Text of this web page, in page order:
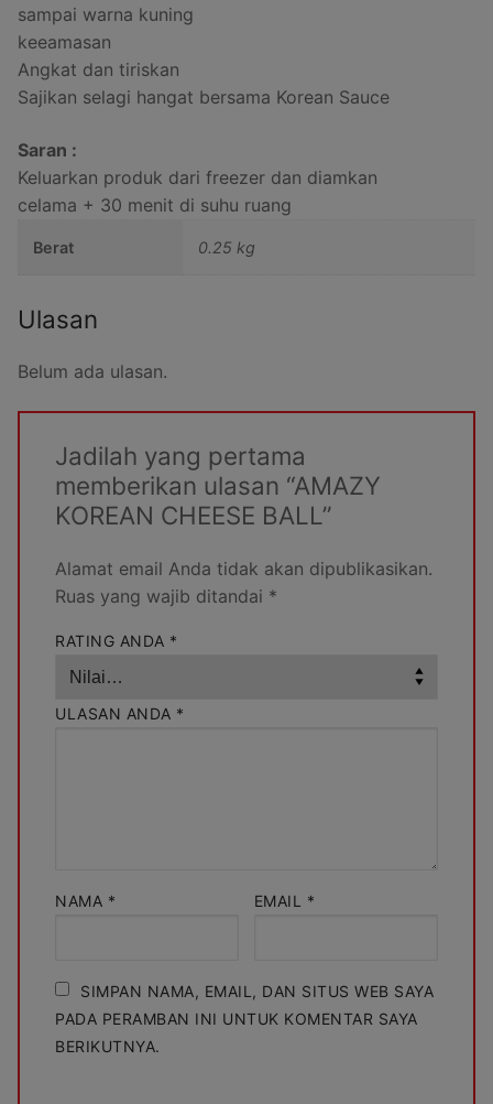
sampai warna kuning
keeamasan
Angkat dan tiriskan
Sajikan selagi hangat bersama Korean Sauce
Saran :
Keluarkan produk dari freezer dan diamkan
celama + 30 menit di suhu ruang
Berat 0.25 kg
Ulasan
Belum ada ulasan.
Jadilah yang pertama
memberikan ulasan “AMAZY
KOREAN CHEESE BALL”
Alamat email Anda tidak akan dipublikasikan.
Ruas yang wajib ditandai *
RATING ANDA *
ULASAN ANDA *
NAMA * EMAIL *
SIMPAN NAMA, EMAIL, DAN SITUS WEB SAYA
PADA PERAMBAN INI UNTUK KOMENTAR SAYA
BERIKUTNYA.